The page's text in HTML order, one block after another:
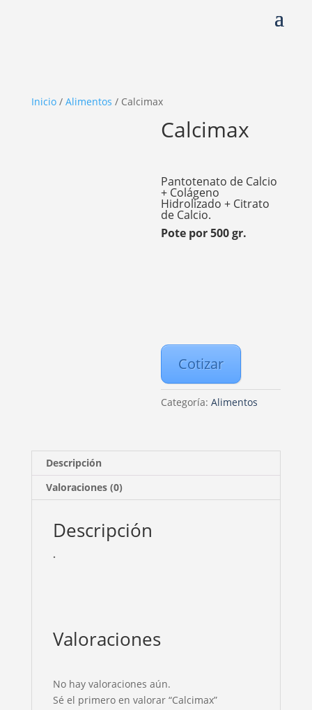
Inicio/ Alimentos / Calcimax
Calcimax
Pantotenato de Calcio
+ Colágeno
Hidrolizado + Citrato
de Calcio.
Pote por 500 gr.
Cotizar
Categoría:Alimentos
Descripción
Valoraciones (0)
Descripción
.
Valoraciones
No hay valoraciones aún.
Sé el primero en valorar “Calcimax”